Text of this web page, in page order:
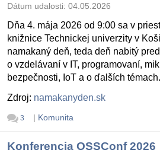
Dátum udalosti: 04.05.2026
Dňa 4. mája 2026 od 9:00 sa v
knižnice Technickej univerzity v
namakaný deň, teda deň nabitý
o vzdelávaní v IT, programovaní,
bezpečnosti, IoT a o ďalších témach.
Zdroj: namakanyden.sk
3 | Komunita
Konferencia OSSConf 2026